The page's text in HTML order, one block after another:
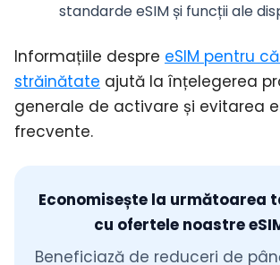
standarde eSIM și funcții ale
Informațiile despre eSIM pentru
străinătate ajută la înțelegerea
generale de activare și evitarea
frecvente.
Economisește la următoarea
cu ofertele noastre
Beneficiază de reduceri de